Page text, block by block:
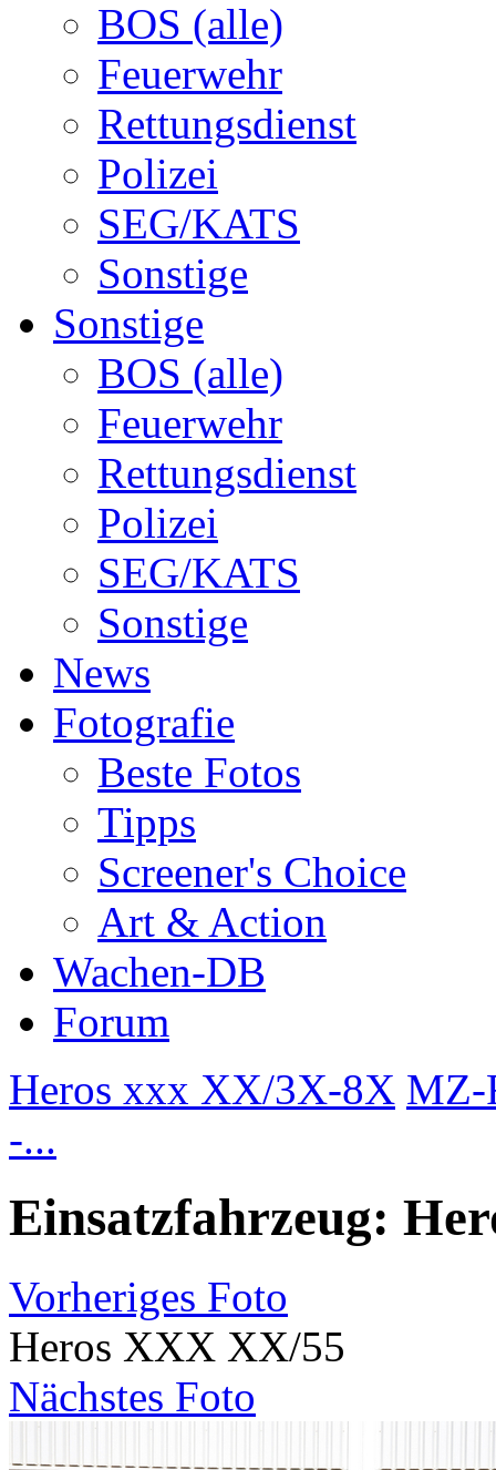
BOS (alle)
Feuerwehr
Rettungsdienst
Polizei
SEG/KATS
Sonstige
Sonstige
BOS (alle)
Feuerwehr
Rettungsdienst
Polizei
SEG/KATS
Sonstige
News
Fotografie
Beste Fotos
Tipps
Screener's Choice
Art & Action
Wachen-DB
Forum
Heros xxx XX/3X-8X MZ-
-...
Einsatzfahrzeug:
Vorheriges Foto
Heros XXX XX/55
Nächstes Foto